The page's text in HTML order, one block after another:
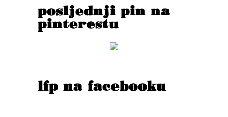
posljednji pin na
pinterestu
lfp na facebooku